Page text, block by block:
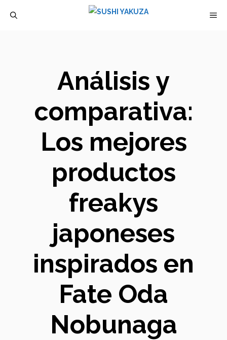
Análisis y
comparativa:
Los mejores
productos
freakys
japoneses
inspirados en
Fate Oda
Nobunaga